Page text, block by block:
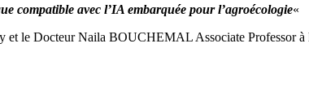
compatible avec l’IA embarquée pour l’agroécologie«
le Docteur Naila BOUCHEMAL Associate Professor à